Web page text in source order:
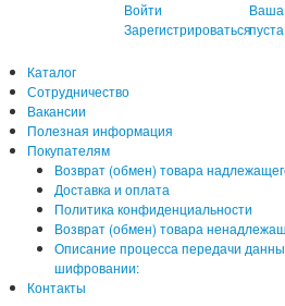
Войти
Зарегистрироваться
Ваша
пуста
Каталог
Сотрудничество
Вакансии
Полезная информация
Покупателям
Возврат (обмен) товара
Доставка и оплата
Политика конфиденциальности
Возврат (обмен) товара
Описание процесса передачи
шифровании:
Контакты